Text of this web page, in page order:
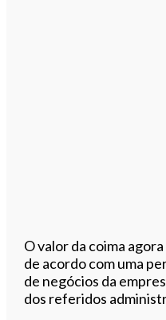
O valor da coima
de acordo com uma
de negócios da
dos referidos